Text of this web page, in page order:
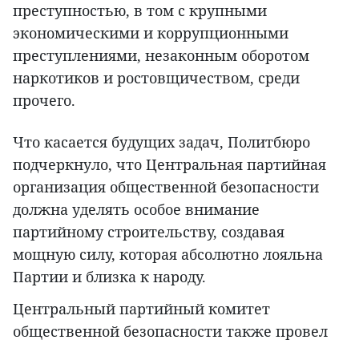
преступностью, в том с крупными
экономическими и коррупционными
преступлениями, незаконным оборотом
наркотиков и ростовщичеством, среди
прочего.
Что касается будущих задач, Политбюро
подчеркнуло, что Центральная партийная
организация общественной безопасности
должна уделять особое внимание
партийному строительству, создавая
мощную силу, которая абсолютно лояльна
Партии и близка к народу.
Центральный партийный комитет
общественной безопасности также провел